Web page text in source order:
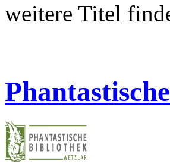
weitere Titel